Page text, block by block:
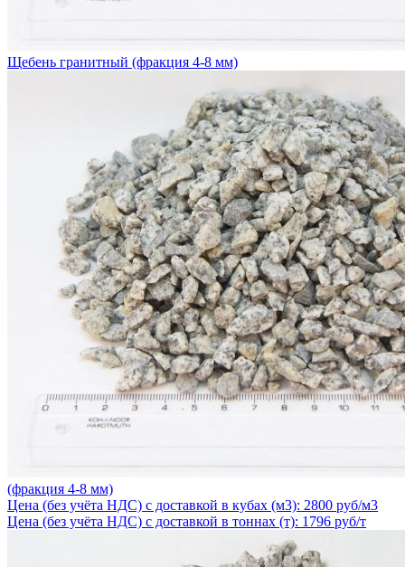
Щебень гранитный (фракция 4-8 мм)
(фракция 4-8 мм)
Цена (без учёта НДС) с доставкой в кубах (м3): 2800 руб/м3
Цена (без учёта НДС) с доставкой в тоннах (т): 1796 руб/т